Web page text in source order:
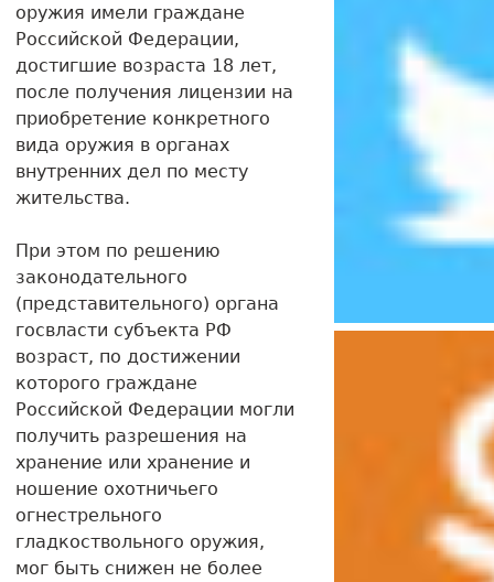
оружия имели граждане
Российской Федерации,
достигшие возраста 18 лет,
после получения лицензии на
приобретение конкретного
вида оружия в органах
внутренних дел по месту
жительства.
При этом по решению
законодательного
(представительного) органа
госвласти субъекта РФ
возраст, по достижении
которого граждане
Российской Федерации могли
получить разрешения на
хранение или хранение и
ношение охотничьего
огнестрельного
гладкоствольного оружия,
мог быть снижен не более